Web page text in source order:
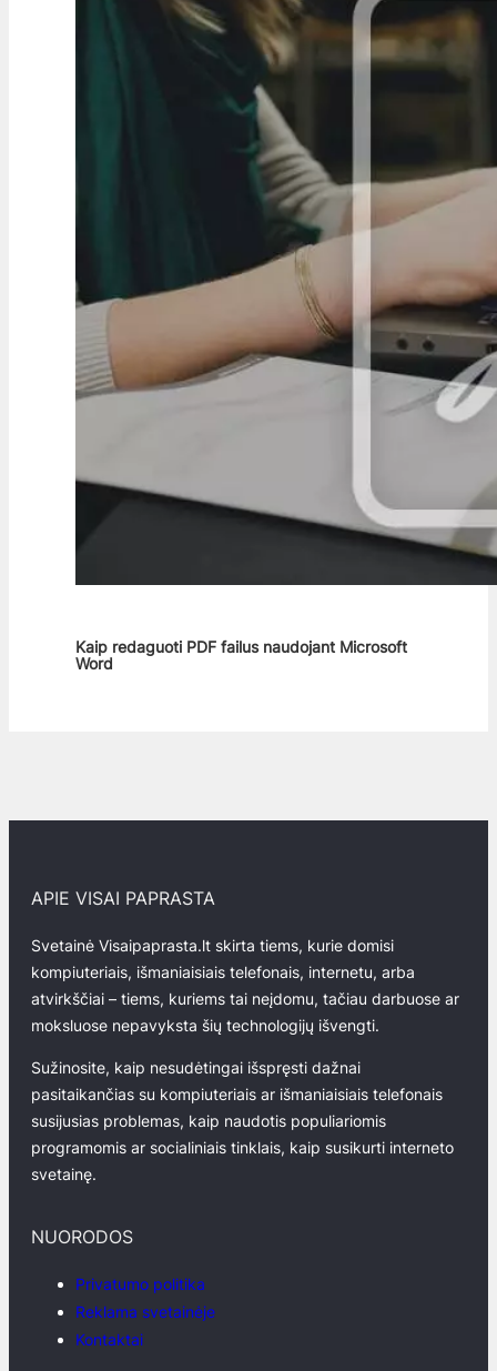
Kaip redaguoti PDF failus naudojant Microsoft
Word
APIE VISAI PAPRASTA
Svetainė Visaipaprasta.lt skirta tiems, kurie domisi
kompiuteriais, išmaniaisiais telefonais, internetu, arba
atvirkščiai – tiems, kuriems tai neįdomu, tačiau darbuose ar
moksluose nepavyksta šių technologijų išvengti.
Sužinosite, kaip nesudėtingai išspręsti dažnai
pasitaikančias su kompiuteriais ar išmaniaisiais telefonais
susijusias problemas, kaip naudotis populiariomis
programomis ar socialiniais tinklais, kaip susikurti interneto
svetainę.
NUORODOS
Privatumo politika
Reklama svetainėje
Kontaktai